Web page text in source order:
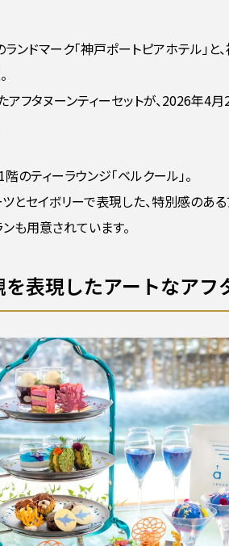
ランドマーク「神戸ポートピアホテル」
フタヌーンティーセットが、2026年4月
ティーラウンジ「ベルクール」。
とセイボリーで表現した、特別感のある
も用意されています。
表現したアートなアフ